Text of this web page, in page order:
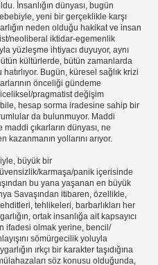
İnsanlığın dünyası, bugün
yeni bir gerçeklikle karşı
neden olduğu hakikat ve insan
neoliberal iktidar-egemenlik
yüzleşme ihtiyacı duyuyor, aynı
kültürlerde, bütün zamanlarda
Bugün, küresel sağlık krizi
önceliği gündeme
pragmatist değişim
hesap sorma iradesine sahip bir
da bulunmuyor. Maddi
çıkarların dünyası, ne
yollarını arıyor.
büyük bir
karmaşa/panik içerisinde
bu yana yaşanan en büyük
Savaşından itibaren, özellikle,
tehlikeleri, barbarlıkları her
ortak insanlığa ait kapsayıcı
ifadesi olmak yerine, bencil/
sömürgecilik yoluyla
ırkçı bir karakter taşıdığına
söz konusu olduğunda,